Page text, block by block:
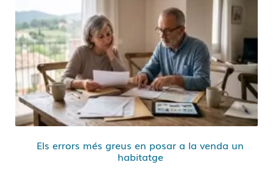
Els errors més greus en posar a la venda un
habitatge